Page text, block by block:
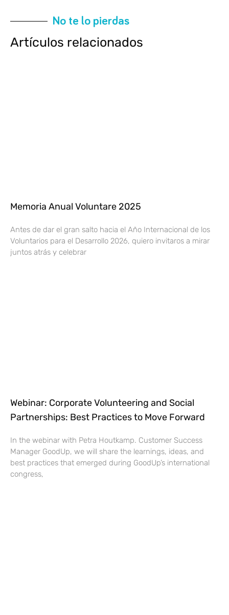
No te lo pierdas
Artículos relacionados
Memoria Anual Voluntare 2025
Antes de dar el gran salto hacia el Año Internacional de los
Voluntarios para el Desarrollo 2026, quiero invitaros a mirar
juntos atrás y celebrar
Webinar: Corporate Volunteering and Social
Partnerships: Best Practices to Move Forward
In the webinar with Petra Houtkamp. Customer Success
Manager GoodUp, we will share the learnings, ideas, and
best practices that emerged during GoodUp’s international
congress,